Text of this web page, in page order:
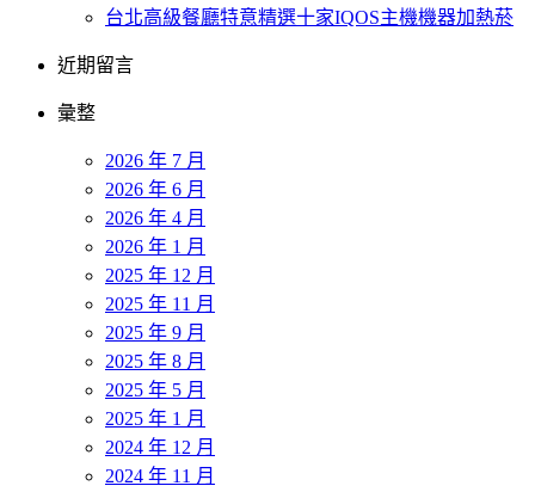
台北高級餐廳特意精選十家IQOS主機機器加熱菸
近期留言
彙整
2026 年 7 月
2026 年 6 月
2026 年 4 月
2026 年 1 月
2025 年 12 月
2025 年 11 月
2025 年 9 月
2025 年 8 月
2025 年 5 月
2025 年 1 月
2024 年 12 月
2024 年 11 月